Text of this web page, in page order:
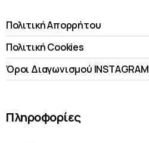
Πολιτική Απορρήτου
Πολιτική Cookies
Όροι Διαγωνισμού INSTAGRAM
Πληροφορίες